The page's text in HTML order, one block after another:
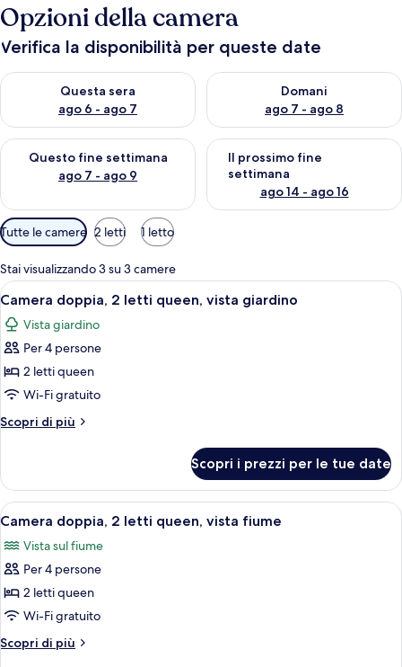
Opzioni della camera
Verifica la disponibilità per queste date
Questa sera
ago 6 - ago 7
Verifica la disponibilità per questa sera, ago 6 - ago 7
Domani
ago 7 - ago 8
Verifica la disponibilità per
Questo fine settimana
ago 7 - ago 9
Verifica la disponibilità per questo fine settimana, ago 7 - ago
Il prossimo fine
settimana
ago 14 - ago 16
Verifica la disponibilità per il
Filtri
disponibili
per
le
camere
Tutte le camere 2 letti 1 letto
Stai visualizzando 3 su 3 camere
Apri
tutte
le
foto
per
Camera
doppia,
2
queen,
vista
giardino
Camera d'albergo con due letti, una
6
Camera doppia, 2 letti queen, vista giardino
Vista giardino
Per 4 persone
2 letti queen
Wi-Fi gratuito
Scopri di più
Altri
doppia,
letti
vista
giardino
Scopri i prezzi per le tue date
Apri
tutte
le
foto
per
Camera
doppia,
2
Camera d'albergo con due letti, una
8
Camera doppia, 2 letti queen, vista fiume
Vista sul fiume
Per 4 persone
2 letti queen
Wi-Fi gratuito
Scopri di più
Altri